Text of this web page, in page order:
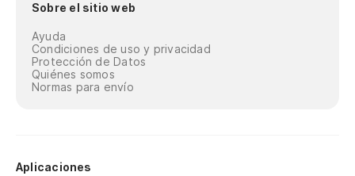
Sobre el sitio web
Ayuda
Condiciones de uso y privacidad
Protección de Datos
Quiénes somos
Normas para envío
Aplicaciones